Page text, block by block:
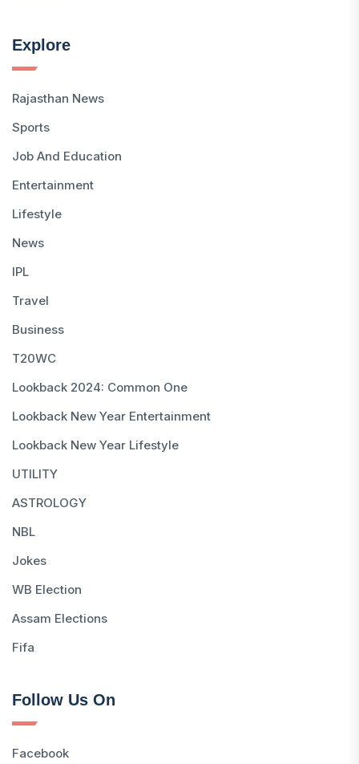
Explore
Rajasthan News
Sports
Job And Education
Entertainment
Lifestyle
News
IPL
Travel
Business
T20WC
Lookback 2024: Common One
Lookback New Year Entertainment
Lookback New Year Lifestyle
UTILITY
ASTROLOGY
NBL
Jokes
WB Election
Assam Elections
Fifa
Follow Us On
Facebook